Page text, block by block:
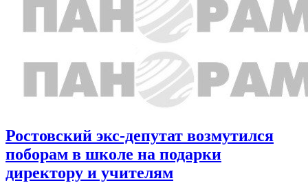
Ростовский экс-депутат возмутился
поборам в школе на подарки
директору и учителям